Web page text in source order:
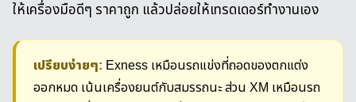
ให้เครื่องมือดีๆ ราคาถูก แล้วปล่อยให้เทรดเดอร์ทำงานเอง
เปรียบง่ายๆ: Exness เหมือนรถแข่งที่ถอดของตกแต่ง
ออกหมด เน้นเครื่องยนต์กับสมรรถนะ ส่วน XM เหมือนรถ